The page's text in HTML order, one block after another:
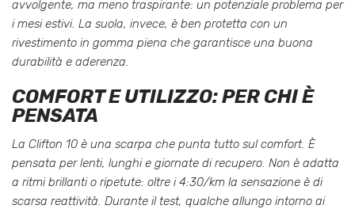
avvolgente, ma meno traspirante: un potenziale problema per
i mesi estivi. La suola, invece, è ben protetta con un
rivestimento in gomma piena che garantisce una buona
durabilità e aderenza.
COMFORT E UTILIZZO: PER CHI È
PENSATA
La Clifton 10 è una scarpa che punta tutto sul comfort. È
pensata per lenti, lunghi e giornate di recupero. Non è adatta
a ritmi brillanti o ripetute: oltre i 4:30/km la sensazione è di
scarsa reattività. Durante il test, qualche allungo intorno ai